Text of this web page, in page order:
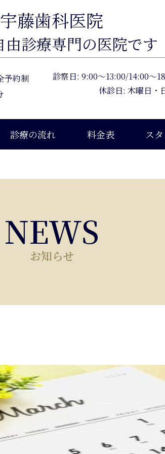
診療の流れ 料金表 ス
宇藤歯科医院
由診療専門の医院です
予約制
診察日: 9:00〜13:00/14:00〜
休診日: 木曜日・
NEWS
お知らせ